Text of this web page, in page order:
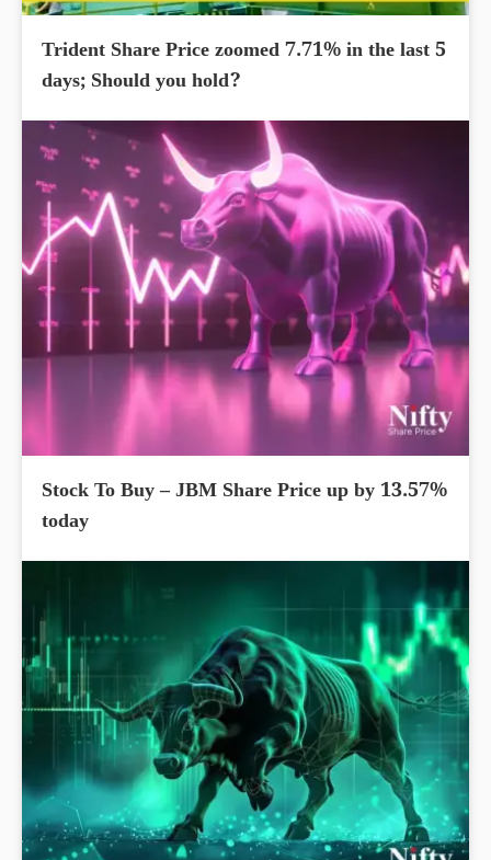
Trident Share Price zoomed 7.71% in the last 5
days; Should you hold?
Stock To Buy – JBM Share Price up by 13.57%
today